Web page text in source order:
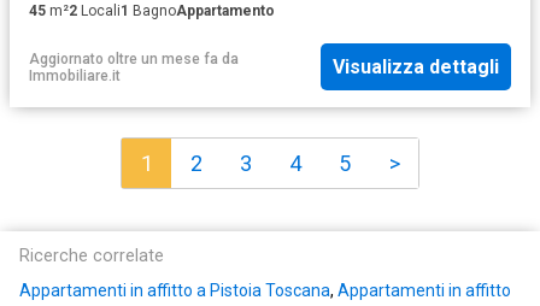
45 m²2 Locali1 BagnoAppartamento
Aggiornato oltre un mese fa da
Immobiliare.it
Visualizza dettagli
1 2 3 4 5 >
Ricerche correlate
Appartamenti in affitto a Pistoia Toscana, Appartamenti in affitto